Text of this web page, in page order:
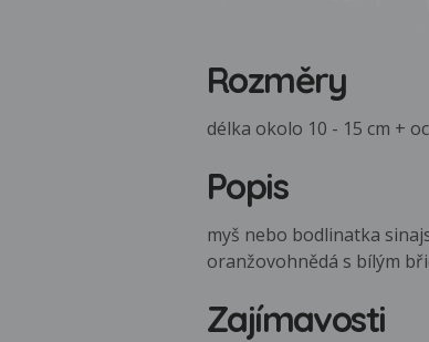
Rozměry
délka okolo 10 - 15 cm +
Popis
myš nebo bodlinatka
oranžovohnědá s bílým
Zajímavosti